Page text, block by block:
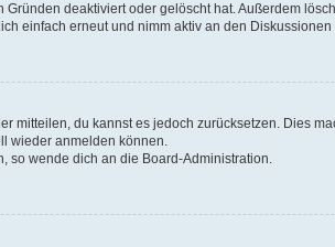
deaktiviert oder gelöscht hat. Außerdem
einfach erneut und nimm aktiv an den Diskussionen
mitteilen, du kannst es jedoch zurücksetzen. Dies
wieder anmelden können.
so wende dich an die Board-Administration.